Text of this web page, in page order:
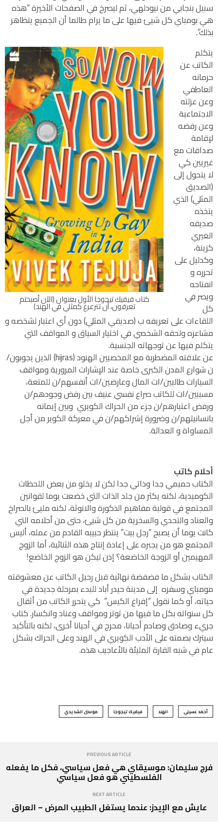
سبيل بنجابي من نيودلهي، ثم ليصرخ في الصفحات الأخيرة “هذه
هي بومباي كل شيئ فيها على ما يرام طالما أن الجميع يتظاهر
بذلك”.
كتاب فيفيك تيجوجا الأول بعنوان (الآن أصبحتم
تعرفون، أن تترعرع كمثلي في الهند)
يتكلم
الكاتب عن
حرمانه
العاطفي
وعن عزلته
الاجتماعية
وعن رفضه
لإقامة
صداقات مع
غيريين كي
لا يتحول إلى
(الصديق
المثلي) الذي
يتخذه
صديقه
الغيري
كزينة،
وكدليل على
تحرره و
انفتاحه
ويصر في
كل
اللقاءات على تعريفه ب (صديقي المثلي) دون أي اعتبار لشخصه و
مشاعره ولحقه الشخصي في اختيار السياق و المواقف التي
يتكلم فيها عن توجهاته الجنسية.
عن علاقته المضطربة مع المخصيين الهنود (hijras) الذين يجوبون/
ن شوارع المدن الكبرى خاصة عند الإشارات المرورية ومواقف
السيارات طالبين/ات المال وعارضين/ات أنفسهم/ن للمتعة،
مسببين/ات للكاتب صراع نفسي عنيف بين رفض وجودهم/ن
ورفض اعتبارهم/ن جزء من الحراك الكويري وبين إيمانه
بانسانيتهم/ن وضرورة إشراكهم/ن في معركة الكوير من أجل
المساواة و العدالة.
أحلام كاتب
الكتاب حميمي جدا وذاتي جدا لكن لا يخلو من بعض اللحظات
الكوميدية، لكنه يكثر من جلد الذات التي خضعت يوما لقوانين
المجتمع في قولبة مفاهيم الذكورة والانوثة، لكنه مليئ بالصراخ
والعناد والتحدي والسخرية من كل شيئ، حتى من أحلامه التي
كانت يوما أن يصبح “رجل بيت” ينتظر حبيبه القادم من عمله، أليس
المجتمع هو من يجبره على إعادة إنتاج هذه الثنائية، أما الزوج
المهيمين أو الزوجة الخاضعة؟ إذن ليكن هو الزوج الخاضع!
الكتاب بشكل ما فضفضة نهائية قبل رحيل الكاتب عن معشوقته
مومباي وسفره إلى مدينة حيدر أباد للبدء بمرحلة جديدة في
حياته، أو كما نقول “إفراغ الكيس” كي يتحرر الكاتب من أثقال
كل سنواته بكل ما فيها من توتر ومواقف وعناد وانكسار. كتاب
جريء وصادق وصادم أحيانا، محرج في أحيانا أخرى، لكنه بالتأكيد
سيترك بصمته على الأدب الكويري في الهند وعلى الحراك بشكل
عام في شبه القارة المليئة بالأعاجيب هذه.
أحمد عسيلي الهند فيفيك تيجوجا موسى الشديدي
PREVIOUS ARTICLE
فرج سليمان: موسيقاي هي فعل سياسي، فكل ما يفعله
الفلسطيني هو فعل سياسي
NEXT ARTICLE
عايش مع الإيدز: عندما يستغل الطبيب المرض – العراق